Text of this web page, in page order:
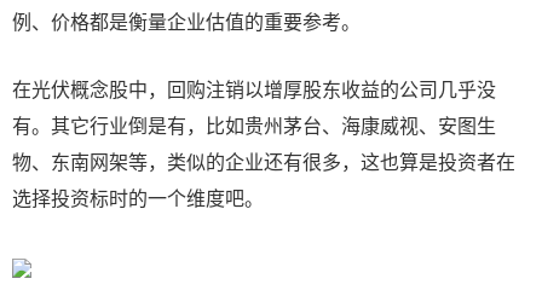
例、价格都是衡量企业估值的重要参考。
在光伏概念股中，回购注销以增厚股东收益的公司几乎没
有。其它行业倒是有，比如贵州茅台、海康威视、安图生
物、东南网架等，类似的企业还有很多，这也算是投资者在
选择投资标时的一个维度吧。